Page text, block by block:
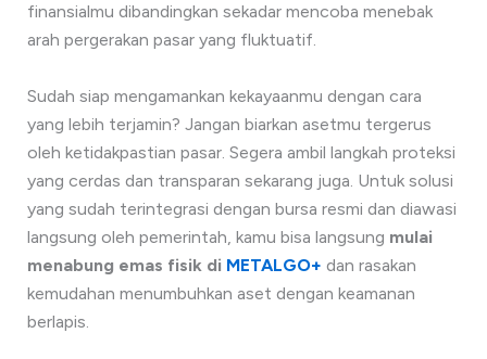
finansialmu dibandingkan sekadar mencoba menebak
arah pergerakan pasar yang fluktuatif.
Sudah siap mengamankan kekayaanmu dengan cara
yang lebih terjamin? Jangan biarkan asetmu tergerus
oleh ketidakpastian pasar. Segera ambil langkah proteksi
yang cerdas dan transparan sekarang juga. Untuk solusi
yang sudah terintegrasi dengan bursa resmi dan diawasi
langsung oleh pemerintah, kamu bisa langsung mulai
menabung emas fisik di METALGO+ dan rasakan
kemudahan menumbuhkan aset dengan keamanan
berlapis.